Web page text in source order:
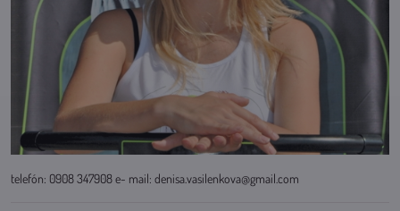
telefón: 0908 347908 e- mail: denisa.vasilenkova@gmail.com